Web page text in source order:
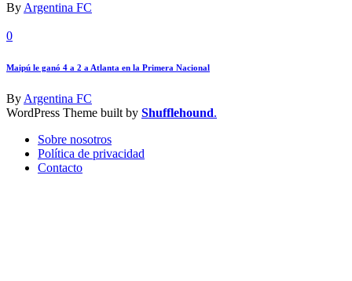
By Argentina FC
0
Maipú le ganó 4 a 2 a Atlanta en la Primera Nacional
By Argentina FC
WordPress Theme built by Shufflehound.
Sobre nosotros
Política de privacidad
Contacto